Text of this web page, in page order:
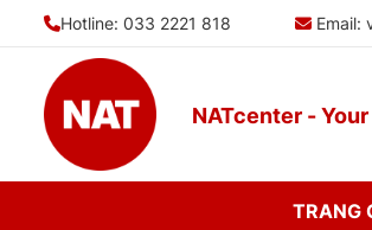
Hotline: 033 2221 818 Email:
NATcenter -
TRANG